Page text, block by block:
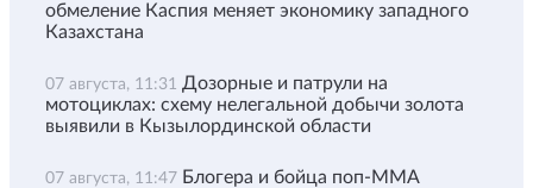
обмеление Каспия меняет экономику западного
Казахстана
07 августа, 11:31 Дозорные и патрули на
мотоциклах: схему нелегальной добычи золота
выявили в Кызылординской области
07 августа, 11:47 Блогера и бойца поп-ММА